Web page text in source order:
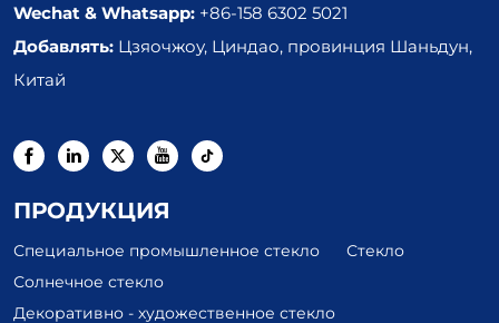
Wechat & Whatsapp: +86-158 6302 5021
Добавлять: Цзяочжоу, Циндао, провинция Шаньдун,
Китай
ПРОДУКЦИЯ
Специальное промышленное стекло
Стекло
Солнечное стекло
Декоративно - художественное стекло